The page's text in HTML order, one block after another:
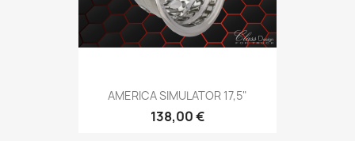
AMERICA SIMULATOR 17,5"
138,00 €